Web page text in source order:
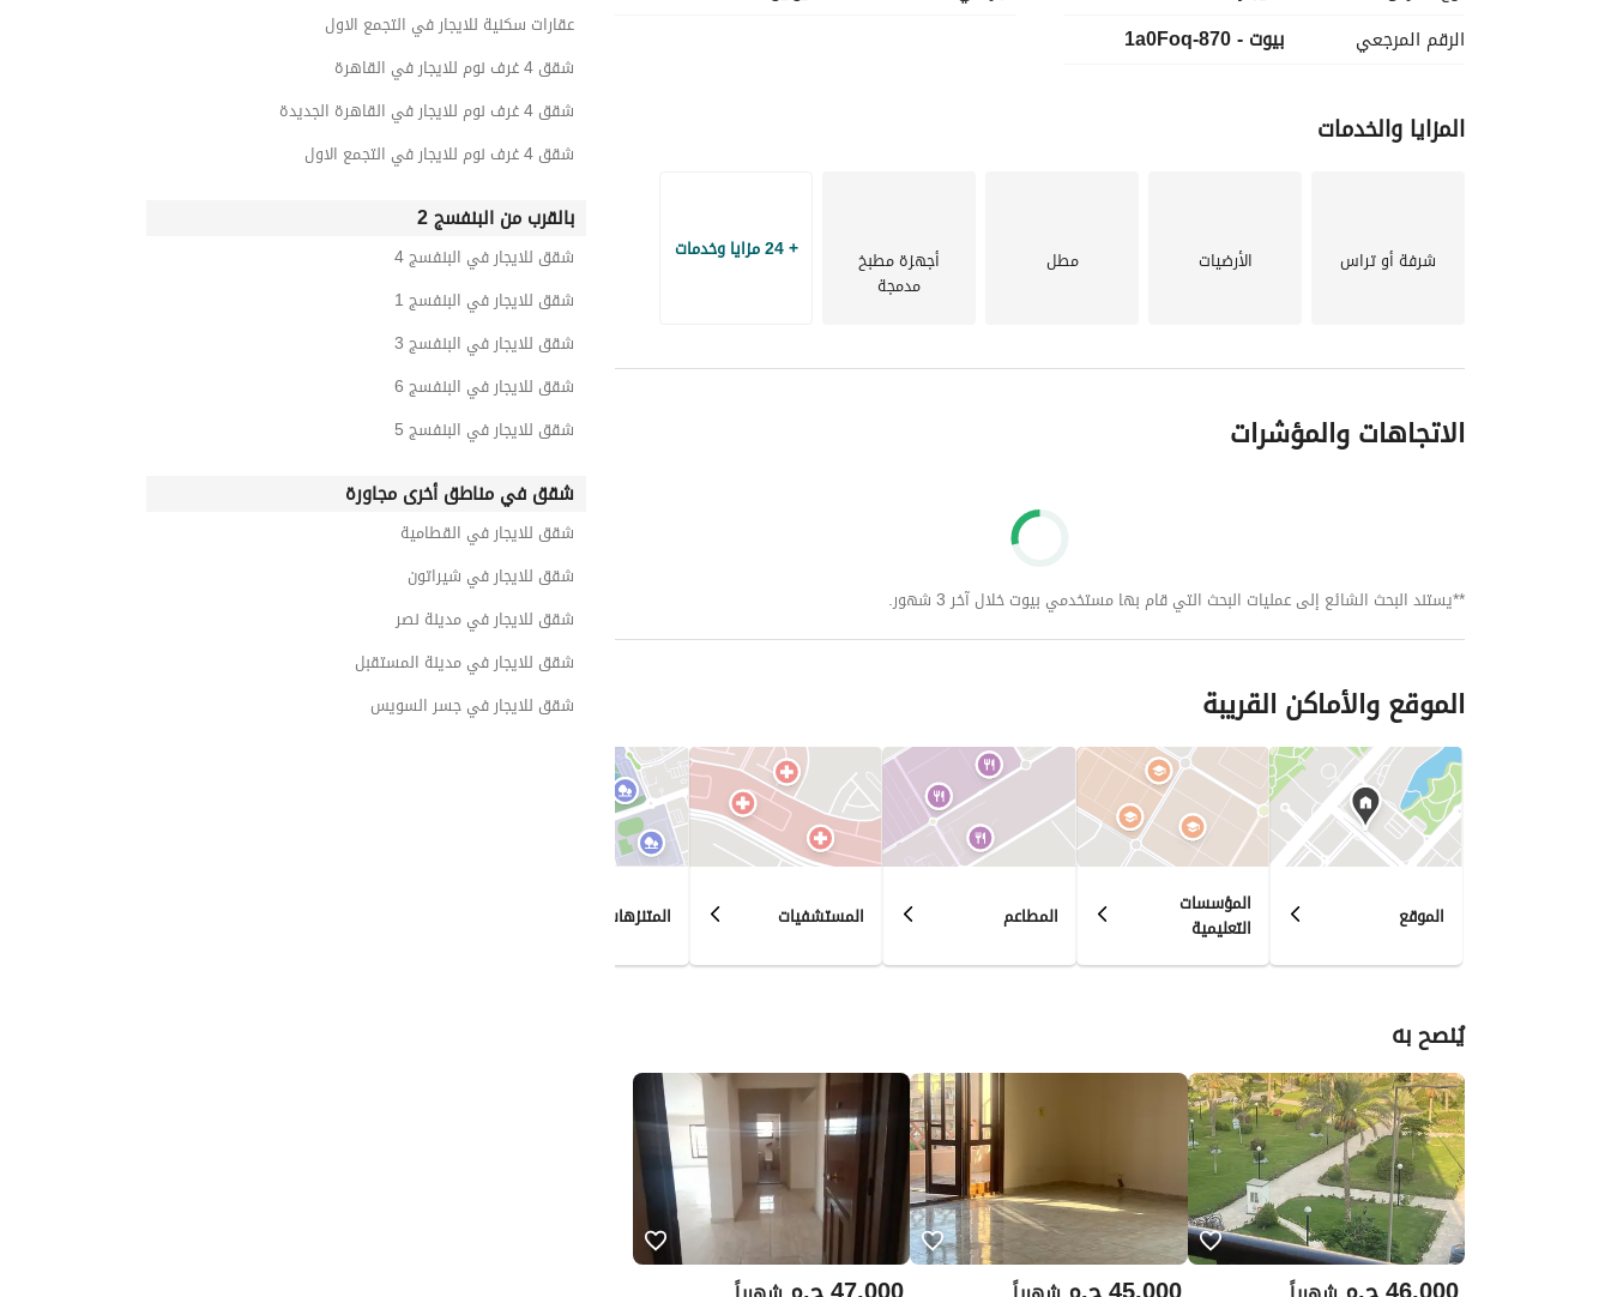
الرقم المرجعي
بيوت - 870-1a0Foq
المزايا والخدمات
شرفة أو تراس الأرضيات مطل أجهزة مطبخ
مدمجة
+ 24 مزايا وخدمات
الاتجاهات والمؤشرات
**يستند البحث الشائع إلى عمليات البحث التي قام بها مستخدمي بيوت خلال آخر 3 شهور.
الموقع والأماكن القريبة
الموقع المؤسسات
التعليمية المطاعم المستشفيات المتنزهات
يُنصح به
عقارات سكنية للايجار في التجمع الاول
شقق 4 غرف نوم للايجار في القاهرة
شقق 4 غرف نوم للايجار في القاهرة الجديدة
شقق 4 غرف نوم للايجار في التجمع الاول
بالقرب من البنفسج 2
شقق للايجار في البنفسج 4
شقق للايجار في البنفسج 1
شقق للايجار في البنفسج 3
شقق للايجار في البنفسج 6
شقق للايجار في البنفسج 5
شقق في مناطق أخرى مجاورة
شقق للايجار في القطامية
شقق للايجار في شيراتون
شقق للايجار في مدينة نصر
شقق للايجار في مدينة المستقبل
شقق للايجار في جسر السويس